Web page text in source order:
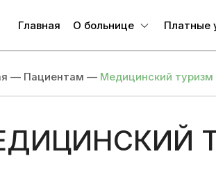
Главная О больнице
Администрация
Направления
Вакансии
Платные
для связи
— Пациентам — Медицинский туризм